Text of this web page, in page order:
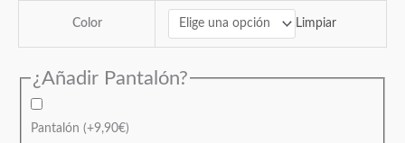
Color Limpiar
¿Añadir Pantalón?
Pantalón(+9,90€)